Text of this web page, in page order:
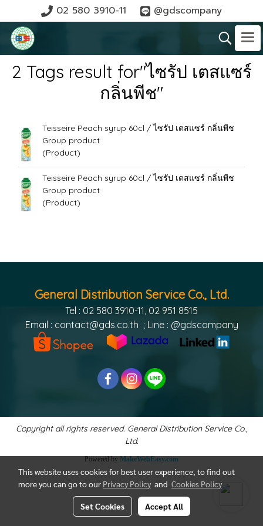
02 580 3910-11 @gdscompany
2 Tags result for"ไซรัป เตสแซร์
กลิ่นพีช"
Teisseire Peach syrup 60cl / ไซรัป เตสแซร์ กลิ่นพีช
Group product
(Product)
Teisseire Peach syrup 60cl / ไซรัป เตสแซร์ กลิ่นพีช
Group product
(Product)
General Distribution Service Co., Ltd.
Tel : 02 580 3910-11, 02 951 8515
Email : contact@gds.co.th ; Line : @gdscompany
Copyright all rights reserved. General Distribution Service Co.,
Ltd.
Powered byMakeWebEasy.com
This website uses cookies for best user experience, to find out
more you can go to our Privacy Policy and Cookies Policy
Set Cookies Accept All